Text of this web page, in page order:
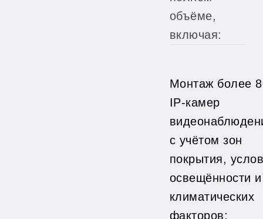
объёме,
включая:
Монтаж более
IP-камер
с учётом зон
покрытия,
освещённости и
климатических
факторов;